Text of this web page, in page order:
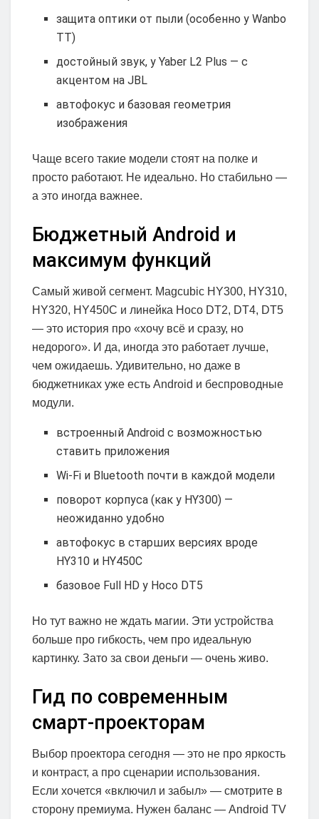
защита оптики от пыли (особенно у Wanbo
TT)
достойный звук, у Yaber L2 Plus — с
акцентом на JBL
автофокус и базовая геометрия
изображения
Чаще всего такие модели стоят на полке и
просто работают. Не идеально. Но стабильно —
а это иногда важнее.
Бюджетный Android и
максимум функций
Самый живой сегмент. Magcubic HY300, HY310,
HY320, HY450C и линейка Hoco DT2, DT4, DT5
— это история про «хочу всё и сразу, но
недорого». И да, иногда это работает лучше,
чем ожидаешь. Удивительно, но даже в
бюджетниках уже есть Android и беспроводные
модули.
встроенный Android с возможностью
ставить приложения
Wi-Fi и Bluetooth почти в каждой модели
поворот корпуса (как у HY300) —
неожиданно удобно
автофокус в старших версиях вроде
HY310 и HY450C
базовое Full HD у Hoco DT5
Но тут важно не ждать магии. Эти устройства
больше про гибкость, чем про идеальную
картинку. Зато за свои деньги — очень живо.
Гид по современным
смарт-проекторам
Выбор проектора сегодня — это не про яркость
и контраст, а про сценарии использования.
Если хочется «включил и забыл» — смотрите в
сторону премиума. Нужен баланс — Android TV